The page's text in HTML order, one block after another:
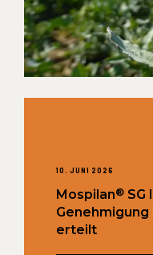
10. JUNI 2026
Mospilan® SG
Genehmigung
erteilt